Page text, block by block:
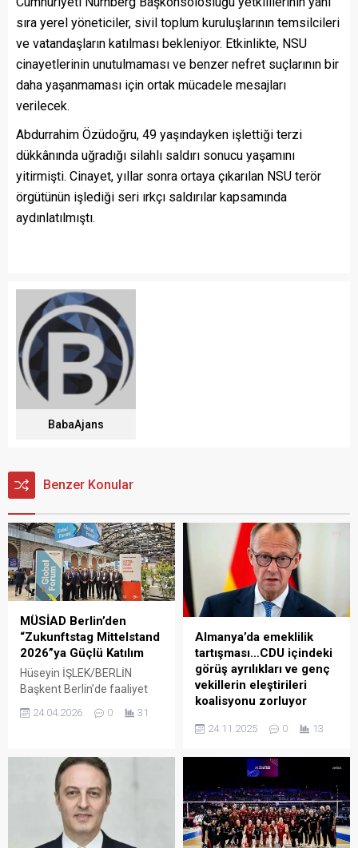
sıra yerel yöneticiler, sivil toplum kuruluşlarının temsilcileri
ve vatandaşların katılması bekleniyor. Etkinlikte, NSU
cinayetlerinin unutulmaması ve benzer nefret suçlarının bir
daha yaşanmaması için ortak mücadele mesajları
verilecek.
Abdurrahim Özüdoğru, 49 yaşındayken işlettiği terzi
dükkânında uğradığı silahlı saldırı sonucu yaşamını
yitirmişti. Cinayet, yıllar sonra ortaya çıkarılan NSU terör
örgütünün işlediği seri ırkçı saldırılar kapsamında
aydınlatılmıştı.
BabaAjans
Benzer Konular
MÜSİAD Berlin’den
“Zukunftstag Mittelstand
2026”ya Güçlü Katılım
Hüseyin İŞLEK/BERLİN
Başkent Berlin’de faaliyet
Almanya’nın önde gelen
Ölçekli İşletmeler Gelecek
Günü “Zukunftstag
Mittelstand 2026” etkinliğine
katıldı. Federal Küçük ve
Orta Ölçekli İşletmeler Birliği
24.04.2026 0 31
Almanya’da emeklilik
tartışması…CDU içindeki
görüş ayrılıkları ve genç
vekillerin eleştirileri
koalisyonu zorluyor
hükümeti için emeklilik
büyüyor. Hristiyan Demokrat
Birliği (CDU) içinde de farklı
görüşler öne çıkıyor. CDU
Milletvekili ve emeklilik
politikaları uzmanı Kai
24.11.2025 0 13